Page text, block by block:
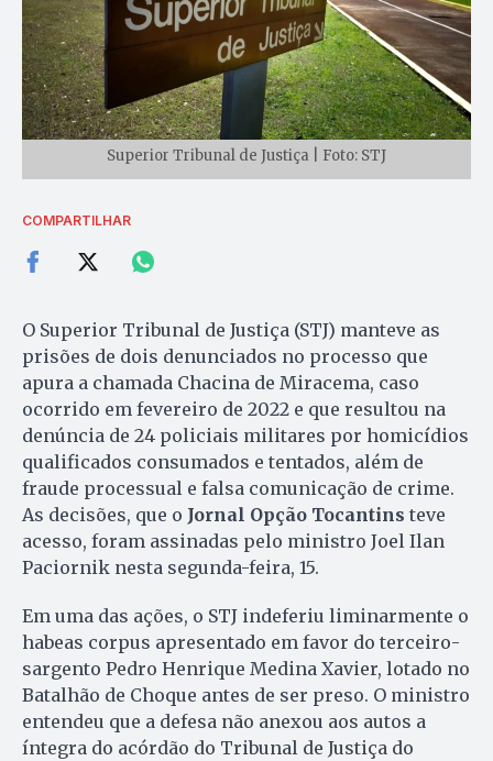
Superior Tribunal de Justiça | Foto: STJ
COMPARTILHAR
O Superior Tribunal de Justiça (STJ) manteve as
prisões de dois denunciados no processo que
apura a chamada Chacina de Miracema, caso
ocorrido em fevereiro de 2022 e que resultou na
denúncia de 24 policiais militares por homicídios
qualificados consumados e tentados, além de
fraude processual e falsa comunicação de crime.
As decisões, que o Jornal Opção Tocantins teve
acesso, foram assinadas pelo ministro Joel Ilan
Paciornik nesta segunda-feira, 15.
Em uma das ações, o STJ indeferiu liminarmente o
habeas corpus apresentado em favor do terceiro-
sargento Pedro Henrique Medina Xavier, lotado no
Batalhão de Choque antes de ser preso. O ministro
entendeu que a defesa não anexou aos autos a
íntegra do acórdão do Tribunal de Justiça do